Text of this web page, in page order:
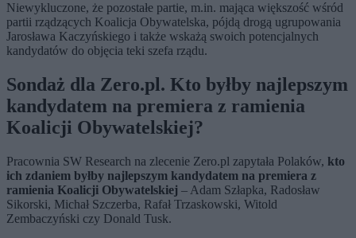
Niewykluczone, że pozostałe partie, m.in. mająca większość wśród
partii rządzących Koalicja Obywatelska, pójdą drogą ugrupowania
Jarosława Kaczyńskiego i także wskażą swoich potencjalnych
kandydatów do objęcia teki szefa rządu.
Sondaż dla Zero.pl. Kto byłby najlepszym
kandydatem na premiera z ramienia
Koalicji Obywatelskiej?
Pracownia SW Research na zlecenie Zero.pl zapytała Polaków, kto
ich zdaniem byłby najlepszym kandydatem na premiera z
ramienia Koalicji Obywatelskiej – Adam Szłapka, Radosław
Sikorski, Michał Szczerba, Rafał Trzaskowski, Witold
Zembaczyński czy Donald Tusk.